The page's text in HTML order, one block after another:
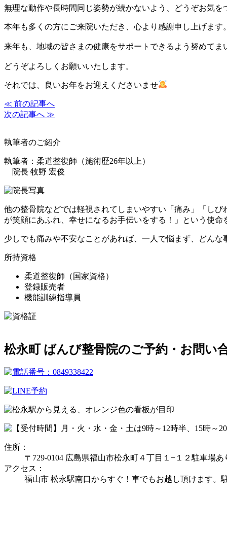
無理な動作や長時間同じ姿勢が続かないよう、どうぞお気を
本年も多くの方にご来院いただき、心より感謝申し上げます。
来年も、地域の皆さまの健康をサポートできるよう努めてま
どうぞよろしくお願いいたします。
それでは、良いお年をお迎えくださいませ
≪ 前の記事へ
次の記事へ ≫
執筆者のご紹介
執筆者：柔道整復師（施術歴26年以上）
院長 牧野 宏俊
他の整骨院などでは軽視されてしまいやすい「痛み」「し
が笑顔にあふれ、幸せになるお手伝いをする！」という使命
少しでも痛みや不安なことがあれば、一人で悩まず、どんな
所持資格
柔道整復師（国家資格）
登録販売者
機能訓練指導員
松永町 ばんび整骨院のご予約・お問い
住所：
〒729-0104 広島県福山市松永町４丁目１−１２駐車場あ
アクセス：
福山市 松永駅南口からすぐ！車でもお越し頂けます。